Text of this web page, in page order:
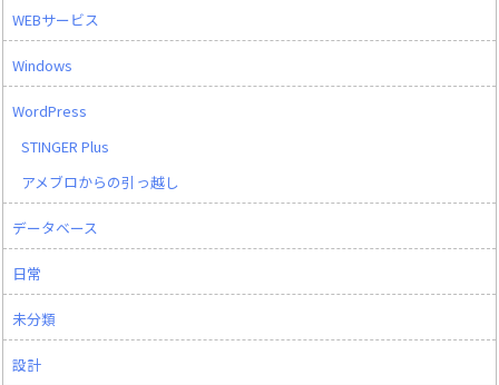
WEBサービス
Windows
WordPress
STINGER Plus
アメブロからの引っ越し
データベース
日常
未分類
設計